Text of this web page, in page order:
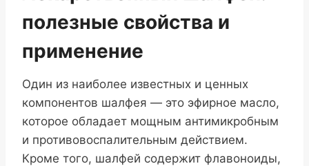
полезные свойства и
применение
Один из наиболее известных и ценных
компонентов шалфея — это эфирное масло,
которое обладает мощным антимикробным
и противовоспалительным действием.
Кроме того, шалфей содержит флавоноиды,